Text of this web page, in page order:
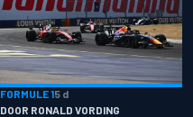
FORMULE 15 d
DOOR RONALD VORDING